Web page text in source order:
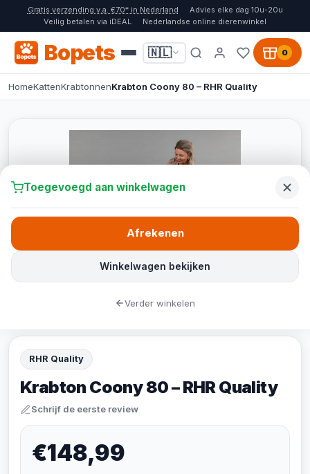
Gratis verzending v.a. €70* in Nederland
Advies elke dag 10u-20u
Veilig betalen via iDEAL
Nederlandse online dierenwinkel
Bopets 🇳🇱 0
HomeKattenKrabtonnenKrabton Coony 80 – RHR Quality
RHR Quality
Krabton Coony 80 – RHR Quality
Schrijf de eerste review
€148,99
Toegevoegd aan winkelwagen
Winkelwagen bekijken
Afrekenen
Verder winkelen